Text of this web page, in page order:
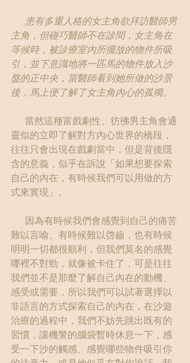
患有多重人格的女主角欲拜訪醫師男
主角，但碰巧醫師不在診間，女主角在
等候時，被診療室內所擺放的物件所吸
引，並下意識地將一匹馬的物件放入沙
盤的正中央，當醫師看到她所做的沙景
後，馬上便了解了女主角內心的孤獨。
靈似的立即了解對方內心世界的橋段，
往往只會出現在戲劇當中，但是背後隱
含的意義，似乎在訴說「如果想要探索
自己的內在，有時候我們可以用做的方
式來實現」。
難以言喻、有時候難以啓齒，也有時候
明明一切都很順利，但我們莫名的感覺
哪裡不對勁，就像被卡住了，可是往往
我們並不是那麼了解自己內在的動機、
感受或需要，所以我們可以試著選擇以
非語言的方式探索自己的內在，在沙遊
治療的過程中，我們不妨先跳出既有的
習慣，讓機警的腦袋暫時休息一下，感
受一下沙的觸感、感覺哪些物件吸引你